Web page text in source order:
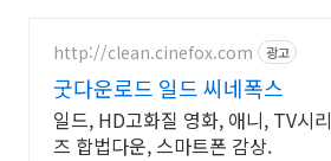
http://clean.cinefox.com 광고
굿다운로드 일드 씨네폭스
일드, HD고화질 영화, 애니, TV시리
즈 합법다운, 스마트폰 감상.